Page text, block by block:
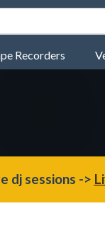
Recorders
dj sessions ->